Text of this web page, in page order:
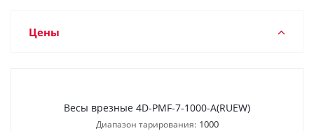
Цены
Весы врезные 4D-PMF-7-1000-A(RUEW)
Диапазон тарирования: 1000